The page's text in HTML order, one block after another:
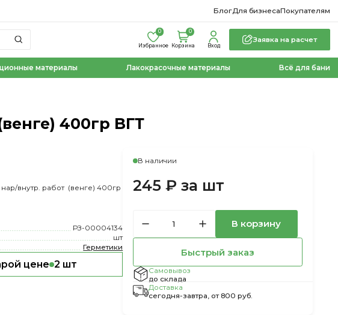
БлогДля бизнесаПокупателям
Избранное
0 0
Корзина Вход
Заявка на расчет
материалы Лакокрасочные материалы Всё для бани
400гр ВГТ
внутр. работ (венге) 400гр
РЗ-00004134
шт
Герметики
цене 2 шт
В наличии
245 ₽ за шт
В корзину
Быстрый заказ
Самовывоз
до склада
Доставка
сегодня-завтра, от 800 руб.